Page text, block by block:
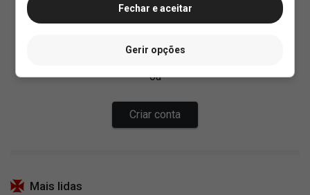
Mais lidas
Fechar e aceitar
Gerir opções